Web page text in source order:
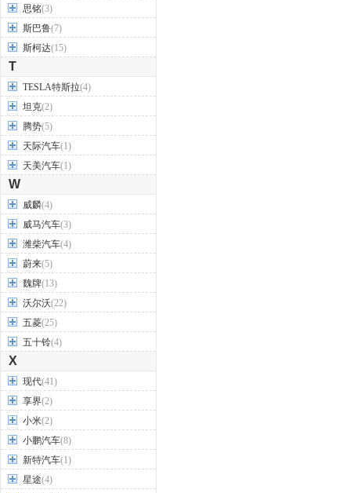
思铭(3)
斯巴鲁(7)
斯柯达(15)
T
TESLA特斯拉(4)
坦克(2)
腾势(5)
天际汽车(1)
天美汽车(1)
W
威麟(4)
威马汽车(3)
潍柴汽车(4)
蔚来(5)
魏牌(13)
沃尔沃(22)
五菱(25)
五十铃(4)
X
现代(41)
享界(2)
小米(2)
小鹏汽车(8)
新特汽车(1)
星途(4)